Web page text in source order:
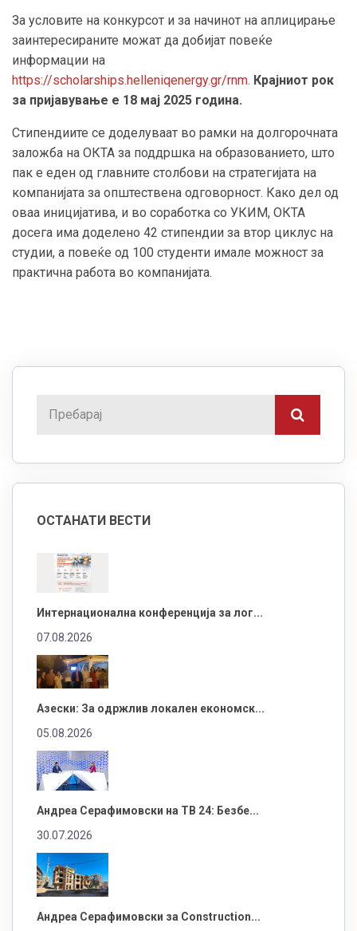
За условите на конкурсот и за начинот на аплицирање
заинтересираните можат да добијат повеќе
информации на
https://scholarships.helleniqenergy.gr/rnm. Крајниот рок
за пријавување е 18 мај 2025 година.
Стипендиите се доделуваат во рамки на долгорочната
заложба на ОКТА за поддршка на образованието, што
пак е еден од главните столбови на стратегијата на
компанијата за општествена одговорност. Како дел од
оваа иницијатива, и во соработка со УКИМ, ОКТА
досега има доделено 42 стипендии за втор циклус на
студии, а повеќе од 100 студенти имале можност за
практична работа во компанијата.
ОСТАНАТИ ВЕСТИ
Интернационална конференција за лог...
07.08.2026
Азески: За одржлив локален економск...
05.08.2026
Андреа Серафимовски на ТВ 24: Безбе...
30.07.2026
Андреа Серафимовски за Construction...